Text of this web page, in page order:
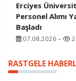
Erciyes
Personel Alımı
Başladı
07.08.2026 –
RASTGELE